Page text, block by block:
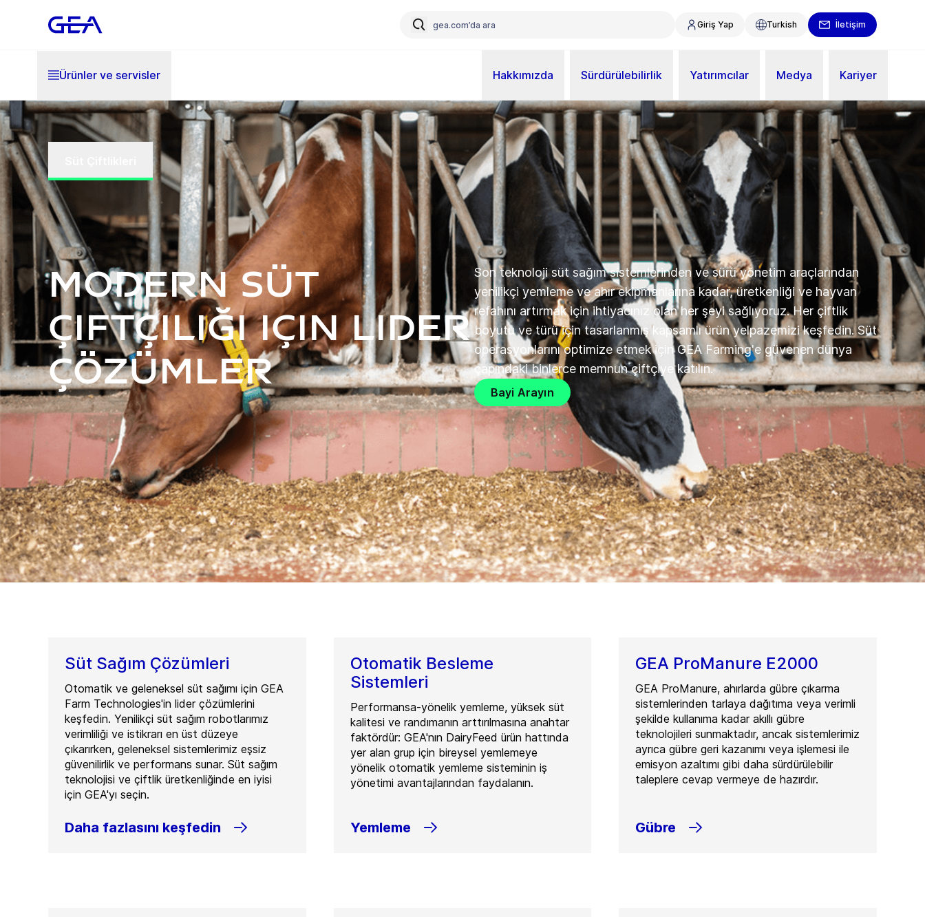
Giriş Yap Turkish İletişim
Ürünler ve servisler Hakkımızda Sürdürülebilirlik Yatırımcılar Medya Kariyer
Modern Süt
Çiftçiliği için Lider
Çözümler
Son teknoloji süt sağım sistemlerinden ve sürü yönetim araçlarından
yenilikçi yemleme ve ahır ekipmanlarına kadar, üretkenliği ve hayvan
refahını artırmak için ihtiyacınız olan her şeyi sağlıyoruz. Her çiftlik
boyutu ve türü için tasarlanmış kapsamlı ürün yelpazemizi keşfedin. Süt
operasyonlarını optimize etmek için GEA Farming'e güvenen dünya
çapındaki binlerce memnun çiftçiye katılın.
Bayi Arayın
Süt Sağım Çözümleri
Otomatik ve geleneksel süt sağımı için GEA
Farm Technologies'in lider çözümlerini
keşfedin. Yenilikçi süt sağım robotlarımız
verimliliği ve istikrarı en üst düzeye
çıkarırken, geleneksel sistemlerimiz eşsiz
güvenilirlik ve performans sunar. Süt sağım
teknolojisi ve çiftlik üretkenliğinde en iyisi
için GEA'yı seçin.
Daha fazlasını keşfedin
Otomatik Besleme
Sistemleri
Performansa-yönelik yemleme, yüksek süt
kalitesi ve randımanın arttırılmasına anahtar
faktördür: GEA'nın DairyFeed ürün hattında
yer alan grup için bireysel yemlemeye
yönelik otomatik yemleme sisteminin iş
yönetimi avantajlarından faydalanın.
Yemleme
GEA ProManure E2000
GEA ProManure, ahırlarda gübre çıkarma
sistemlerinden tarlaya dağıtıma veya verimli
şekilde kullanıma kadar akıllı gübre
teknolojileri sunmaktadır, ancak sistemlerimiz
ayrıca gübre geri kazanımı veya işlemesi ile
emisyon azaltımı gibi daha sürdürülebilir
taleplere cevap vermeye de hazırdır.
Gübre